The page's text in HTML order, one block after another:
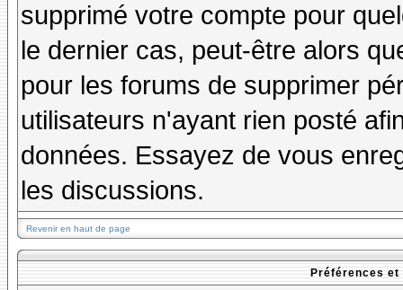
supprimé votre compte pour
le dernier cas, peut-être alors
pour les forums de supprimer
utilisateurs n'ayant rien posté
données. Essayez de vous
les discussions.
Revenir en haut de page
Préférences